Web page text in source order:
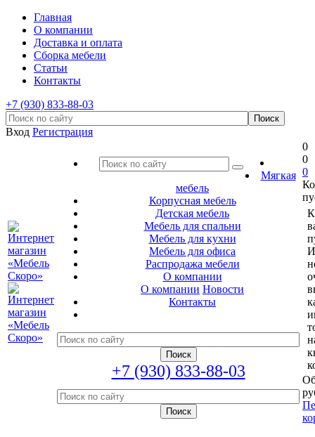
Главная
О компании
Доставка и оплата
Сборка мебели
Статьи
Контакты
+7 (930) 833-88-03
Вход Регистрация
Мягкая
мебель
Корпусная мебель
Детская мебель
Мебель для спальни
Мебель для кухни
Мебель для офиса
Распродажа мебели
О компании
О компании Новости
Контакты
+7 (930) 833-88-03
0
0
0